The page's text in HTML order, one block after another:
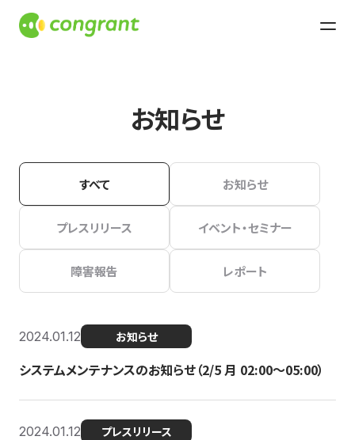
お知らせ
すべて お知らせ
プレスリリース イベント・セミナー
障害報告 レポート
2024.01.12 お知らせ
システムメンテナンスのお知らせ（2/5 月 02:00〜05:00）
2024.01.12 プレスリリース